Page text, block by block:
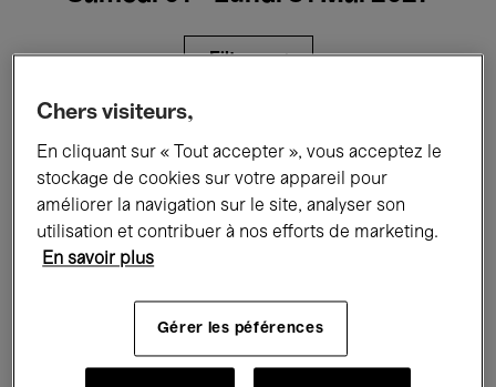
Filtres
Expositions Films Performances
Rencontres & Débats Jazz
Musique électronique
Chers visiteurs,
En cliquant sur « Tout accepter », vous acceptez le
stockage de cookies sur votre appareil pour
améliorer la navigation sur le site, analyser son
utilisation et contribuer à nos efforts de marketing.
En savoir plus
Gérer les péférences